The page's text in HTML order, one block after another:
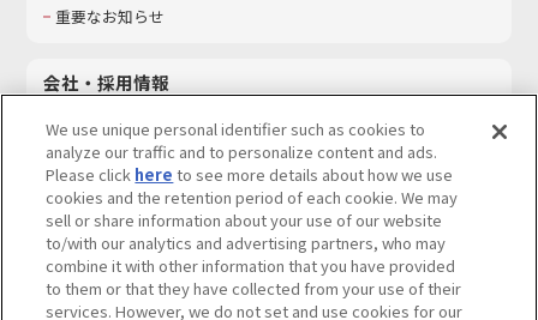
重要なお知らせ
会社・採用情報
採用情報
サステナビリティ
お問い合わせ
ウェブサイトご利用条件 ソーシャルメディアポリシー
We use unique personal identifier such as cookies to
analyze our traffic and to personalize content and ads.
Please click here to see more details about how we use
cookies and the retention period of each cookie. We may
sell or share information about your use of our website
to/with our analytics and advertising partners, who may
combine it with other information that you have provided
to them or that they have collected from your use of their
services. However, we do not set and use cookies for our